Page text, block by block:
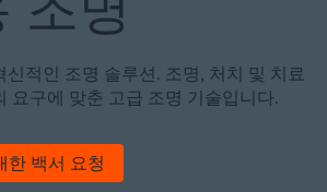
적인 조명 솔루션. 조명, 처치 및 치료
요구에 맞춘 고급 조명 기술입니다.
한 백서 요청